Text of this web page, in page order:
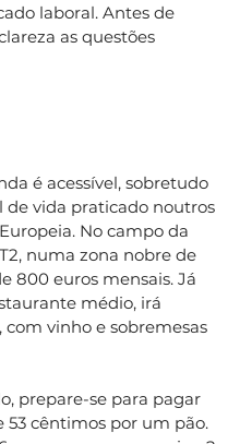
laboral. Antes de
as questões
é acessível, sobretudo
vida praticado noutros
No campo da
numa zona nobre de
800 euros mensais. Já
médio, irá
vinho e sobremesas
prepare-se para pagar
53 cêntimos por um pão.